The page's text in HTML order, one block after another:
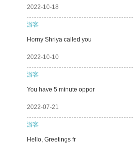
2022-10-18
游客
Horny Shriya called you
2022-10-10
游客
You have 5 minute oppor
2022-07-21
游客
Hello, Greetings fr